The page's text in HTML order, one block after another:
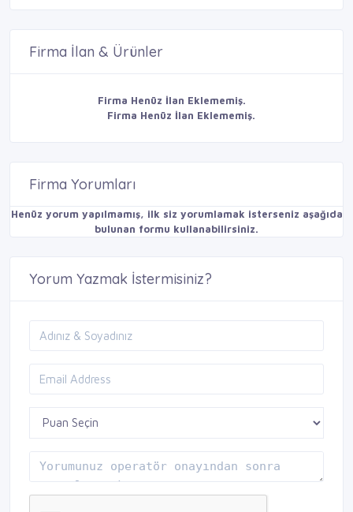
Firma İlan & Ürünler
Firma Henüz İlan Eklememiş.
Firma Henüz İlan Eklememiş.
Firma Yorumları
Henüz yorum yapılmamış, ilk siz yorumlamak isterseniz aşağıda
bulunan formu kullanabilirsiniz.
Yorum Yazmak İstermisiniz?